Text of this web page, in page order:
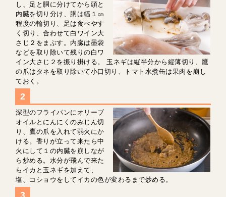
し、足と胴に分けてから頭と
内臓を切り分け、胴は幅１㎝
程度の輪切り、足は食べやす
く切り、合わせて白ワイン大
さじ２をまぶす。内臓は墨袋
などを取り除いて残りの白ワ
イン大さじ２を振り掛ける。 玉ネギは縦半分から縦薄切り、鷹
の爪はタネを取り除いて小口切り、トマト水煮缶は果肉を崩し
ておく。
深型のフライパンにオリーブ
オイルとにんにくのみじん切
り、鷹の爪を入れて弱火にか
ける。香りが立って来たら中
火にして１の内臓を崩しなが
ら炒める。水分が飛んで来た
らイカと玉ネギを加えて、
塩、コショウをしてイカの色が変わるまで炒める。